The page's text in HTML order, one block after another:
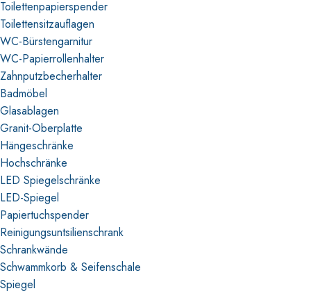
Toilettenpapierspender
Toilettensitzauflagen
WC-Bürstengarnitur
WC-Papierrollenhalter
Zahnputzbecherhalter
Badmöbel
Glasablagen
Granit-Oberplatte
Hängeschränke
Hochschränke
LED Spiegelschränke
LED-Spiegel
Papiertuchspender
Reinigungsuntsilienschrank
Schrankwände
Schwammkorb & Seifenschale
Spiegel